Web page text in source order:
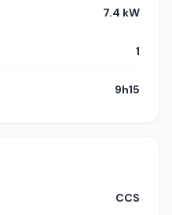
7.4 kW
1
9h15
CCS